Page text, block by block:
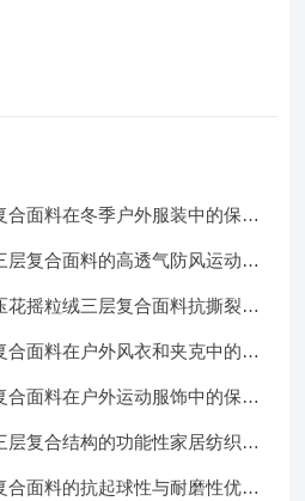
面料在冬季户外服装中的保暖
复合面料的高透气防风运动服
摇粒绒三层复合面料抗撕裂与
面料在户外风衣和夹克中的应
面料在户外运动服饰中的保暖
复合结构的功能性家居纺织品
面料的抗起球性与耐磨性优化